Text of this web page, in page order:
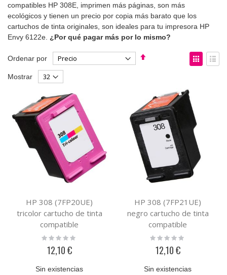
compatibles HP 308E, imprimen más páginas, son más
ecológicos y tienen un precio por copia más barato que los
cartuchos de tinta originales, son ideales para tu impresora HP
Envy 6122e. ¿Por qué pagar más por lo mismo?
Ordenar por
Fijar
Ver
como
Mostrar
HP 308 (7FP20UE)
tricolor cartucho de tinta
compatible
Rating:
12,10 €
Sin existencias
HP 308 (7FP21UE)
negro cartucho de tinta
compatible
Rating:
12,10 €
Sin existencias